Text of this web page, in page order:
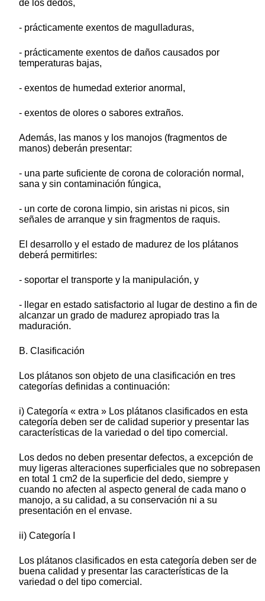
de los dedos,
- prácticamente exentos de magulladuras,
- prácticamente exentos de daños causados por
temperaturas bajas,
- exentos de humedad exterior anormal,
- exentos de olores o sabores extraños.
Además, las manos y los manojos (fragmentos de
manos) deberán presentar:
- una parte suficiente de corona de coloración normal,
sana y sin contaminación fúngica,
- un corte de corona limpio, sin aristas ni picos, sin
señales de arranque y sin fragmentos de raquis.
El desarrollo y el estado de madurez de los plátanos
deberá permitirles:
- soportar el transporte y la manipulación, y
- llegar en estado satisfactorio al lugar de destino a fin de
alcanzar un grado de madurez apropiado tras la
maduración.
B. Clasificación
Los plátanos son objeto de una clasificación en tres
categorías definidas a continuación:
i) Categoría « extra » Los plátanos clasificados en esta
categoría deben ser de calidad superior y presentar las
características de la variedad o del tipo comercial.
Los dedos no deben presentar defectos, a excepción de
muy ligeras alteraciones superficiales que no sobrepasen
en total 1 cm2 de la superficie del dedo, siempre y
cuando no afecten al aspecto general de cada mano o
manojo, a su calidad, a su conservación ni a su
presentación en el envase.
ii) Categoría I
Los plátanos clasificados en esta categoría deben ser de
buena calidad y presentar las características de la
variedad o del tipo comercial.